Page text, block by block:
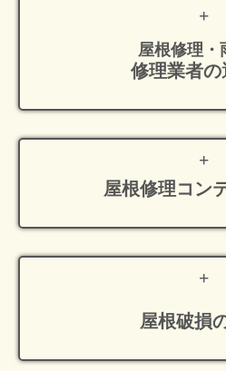
屋根修理・
修理業者の
屋根修理コン
屋根破損